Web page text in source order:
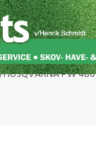
HUSQVARNA PW 480